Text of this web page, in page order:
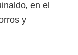
en el
y